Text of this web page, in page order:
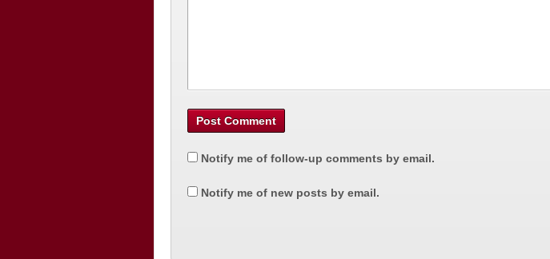
Notify me of follow-up comments by email.
Notify me of new posts by email.